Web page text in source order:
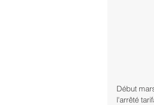
Début
l'arrêté